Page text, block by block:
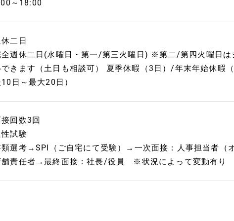
～18:00
二日
全週休二日(水曜日・第一/第三火曜日) ※第二/第四火曜日は
できます（土日も相談可） 夏季休暇（3日）/年末年始休暇
日～最大20日）
回数3回
試験
類選考→SPI（ご自宅にて受験）→一次面接：人事担当者（
舗責任者→最終面接：社長/役員 ※状況によって変動有り